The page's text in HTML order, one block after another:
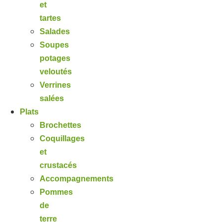
et
tartes
Salades
Soupes
potages
veloutés
Verrines
salées
Plats
Brochettes
Coquillages
et
crustacés
Accompagnements
Pommes
de
terre